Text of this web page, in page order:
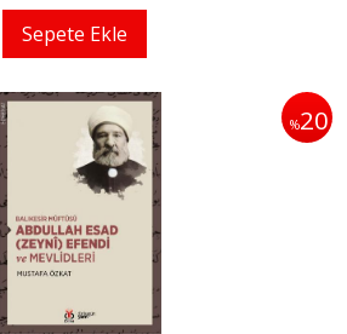
Sepete Ekle
%20